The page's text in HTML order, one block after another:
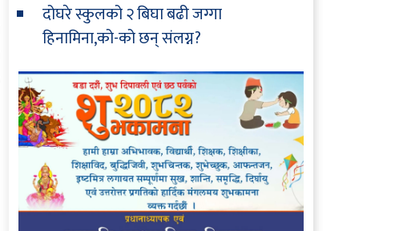
दोघरे स्कुलको २ बिघा बढी जग्गा
हिनामिना,को-को छन् संलग्न?